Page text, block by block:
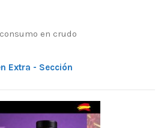
en crudo
Extra - Sección